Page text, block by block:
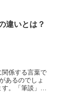
違いとは？
関係する言葉で
あるのでしょ
。「筆談」と